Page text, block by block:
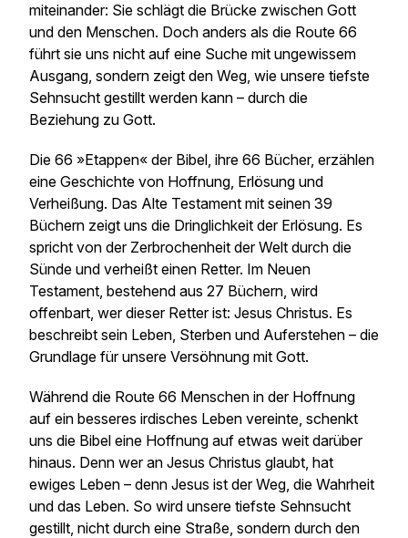
miteinander: Sie schlägt die Brücke zwischen Gott
und den Menschen. Doch anders als die Route 66
führt sie uns nicht auf eine Suche mit ungewissem
Ausgang, sondern zeigt den Weg, wie unsere tiefste
Sehnsucht gestillt werden kann – durch die
Beziehung zu Gott.
Die 66 »Etappen« der Bibel, ihre 66 Bücher, erzählen
eine Geschichte von Hoffnung, Erlösung und
Verheißung. Das Alte Testament mit seinen 39
Büchern zeigt uns die Dringlichkeit der Erlösung. Es
spricht von der Zerbrochenheit der Welt durch die
Sünde und verheißt einen Retter. Im Neuen
Testament, bestehend aus 27 Büchern, wird
offenbart, wer dieser Retter ist: Jesus Christus. Es
beschreibt sein Leben, Sterben und Auferstehen – die
Grundlage für unsere Versöhnung mit Gott.
Während die Route 66 Menschen in der Hoffnung
auf ein besseres irdisches Leben vereinte, schenkt
uns die Bibel eine Hoffnung auf etwas weit darüber
hinaus. Denn wer an Jesus Christus glaubt, hat
ewiges Leben – denn Jesus ist der Weg, die Wahrheit
und das Leben. So wird unsere tiefste Sehnsucht
gestillt, nicht durch eine Straße, sondern durch den